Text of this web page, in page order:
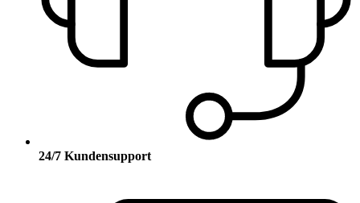
24/7 Kundensupport